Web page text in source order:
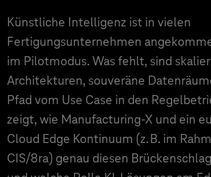
Künstliche Intelligenz ist in vielen
Fertigungsunternehmen
im Pilotmodus. Was fehlt, sind
Architekturen, souveräne
Pfad vom Use Case in den
zeigt, wie Manufacturing-X und ein
Cloud Edge Kontinuum (z. B. im
CIS/8ra) genau diesen